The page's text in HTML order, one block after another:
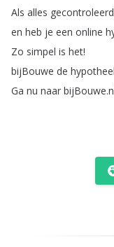
Als alles gecontroleerd
en heb je een online
Zo simpel is het!
bijBouwe de
Ga nu naar bijBouwe.